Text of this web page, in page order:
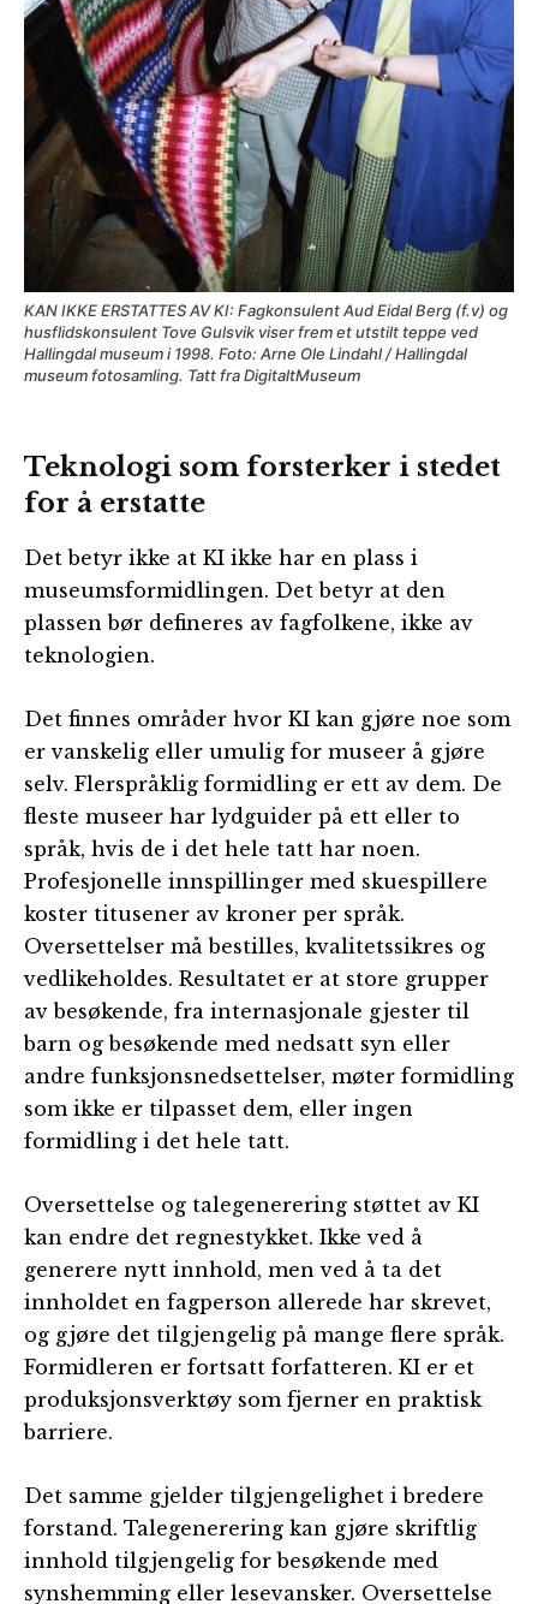
KAN IKKE ERSTATTES AV KI: Fagkonsulent Aud Eidal Berg (f.v) og
husflidskonsulent Tove Gulsvik viser frem et utstilt teppe ved
Hallingdal museum i 1998. Foto: Arne Ole Lindahl / Hallingdal
museum fotosamling. Tatt fra DigitaltMuseum
Teknologi som forsterker i stedet
for å erstatte
Det betyr ikke at KI ikke har en plass i
museumsformidlingen. Det betyr at den
plassen bør defineres av fagfolkene, ikke av
teknologien.
Det finnes områder hvor KI kan gjøre noe som
er vanskelig eller umulig for museer å gjøre
selv. Flerspråklig formidling er ett av dem. De
fleste museer har lydguider på ett eller to
språk, hvis de i det hele tatt har noen.
Profesjonelle innspillinger med skuespillere
koster titusener av kroner per språk.
Oversettelser må bestilles, kvalitetssikres og
vedlikeholdes. Resultatet er at store grupper
av besøkende, fra internasjonale gjester til
barn og besøkende med nedsatt syn eller
andre funksjonsnedsettelser, møter formidling
som ikke er tilpasset dem, eller ingen
formidling i det hele tatt.
Oversettelse og talegenerering støttet av KI
kan endre det regnestykket. Ikke ved å
generere nytt innhold, men ved å ta det
innholdet en fagperson allerede har skrevet,
og gjøre det tilgjengelig på mange flere språk.
Formidleren er fortsatt forfatteren. KI er et
produksjonsverktøy som fjerner en praktisk
barriere.
Det samme gjelder tilgjengelighet i bredere
forstand. Talegenerering kan gjøre skriftlig
innhold tilgjengelig for besøkende med
synshemming eller lesevansker. Oversettelse